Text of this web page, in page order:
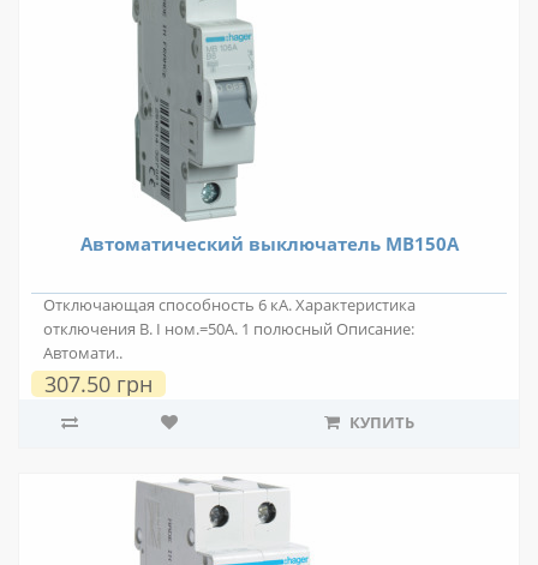
Автоматический выключатель MB150A
Отключающая способность 6 кА. Характеристика
отключения В. I ном.=50А. 1 полюсный Описание:
Автомати..
307.50 грн
КУПИТЬ